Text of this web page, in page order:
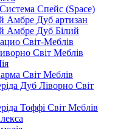
Спейс (Space)
Амбре Дуб артизан
Амбре Дуб Білий
Світ-Меблів
Світ Меблів
Свiт Меблiв
Дуб Ліворно Світ
Тоффі Світ Меблів